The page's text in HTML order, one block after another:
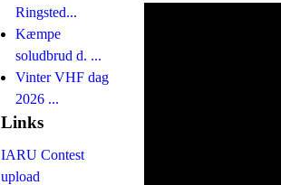
Ringsted...
Kæmpe
soludbrud d. ...
Vinter VHF dag
2026 ...
Links
IARU Contest
upload